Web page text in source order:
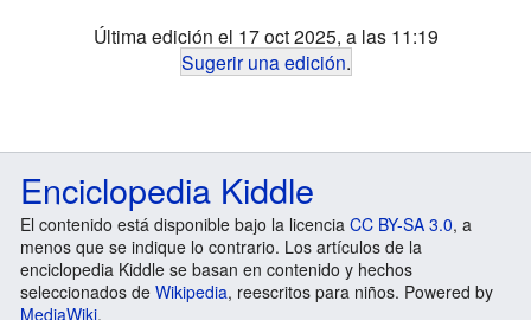
Última edición el 17 oct 2025, a las 11:19
Sugerir una edición.
Enciclopedia Kiddle
El contenido está disponible bajo la licencia CC BY-SA 3.0, a
menos que se indique lo contrario. Los artículos de la
enciclopedia Kiddle se basan en contenido y hechos
seleccionados de Wikipedia, reescritos para niños. Powered by
MediaWiki.